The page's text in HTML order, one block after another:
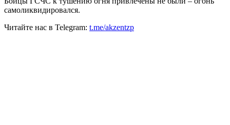
самоликвидировался.
Читайте нас в Telegram: t.me/akzentzp